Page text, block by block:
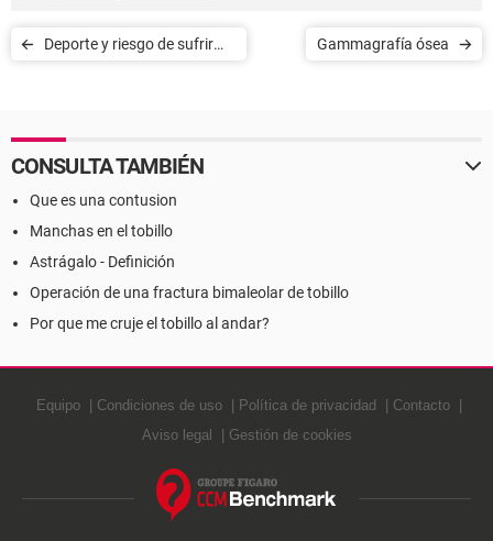
Deporte y riesgo de sufrir
Gammagrafía ósea
CONSULTA TAMBIÉN
Que es una contusion
Manchas en el tobillo
Astrágalo - Definición
Operación de una fractura bimaleolar de tobillo
Por que me cruje el tobillo al andar?
Equipo Condiciones de uso Política de privacidad
Contacto
Aviso legal
Gestión de cookies